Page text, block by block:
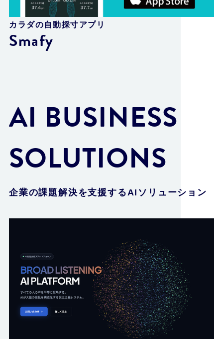
カラダの自動採寸アプリ
Smafy
AI BUSINESS
SOLUTIONS
企業の課題解決を支援するAIソリューション